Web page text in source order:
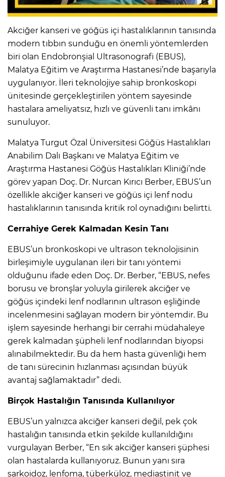
Akciğer kanseri ve göğüs içi hastalıklarının tanısında
modern tıbbın sunduğu en önemli yöntemlerden
biri olan Endobronşial Ultrasonografi (EBUS),
Malatya Eğitim ve Araştırma Hastanesi’nde başarıyla
uygulanıyor. İleri teknolojiye sahip bronkoskopi
ünitesinde gerçekleştirilen yöntem sayesinde
hastalara ameliyatsız, hızlı ve güvenli tanı imkânı
sunuluyor.
Malatya Turgut Özal Üniversitesi Göğüs Hastalıkları
Anabilim Dalı Başkanı ve Malatya Eğitim ve
Araştırma Hastanesi Göğüs Hastalıkları Kliniği’nde
görev yapan Doç. Dr. Nurcan Kırıcı Berber, EBUS’un
özellikle akciğer kanseri ve göğüs içi lenf nodu
hastalıklarının tanısında kritik rol oynadığını belirtti.
Cerrahiye Gerek Kalmadan Kesin Tanı
EBUS’un bronkoskopi ve ultrason teknolojisinin
birleşimiyle uygulanan ileri bir tanı yöntemi
olduğunu ifade eden Doç. Dr. Berber, “EBUS, nefes
borusu ve bronşlar yoluyla girilerek akciğer ve
göğüs içindeki lenf nodlarının ultrason eşliğinde
incelenmesini sağlayan modern bir yöntemdir. Bu
işlem sayesinde herhangi bir cerrahi müdahaleye
gerek kalmadan şüpheli lenf nodlarından biyopsi
alınabilmektedir. Bu da hem hasta güvenliği hem
de tanı sürecinin hızlanması açısından büyük
avantaj sağlamaktadır” dedi.
Birçok Hastalığın Tanısında Kullanılıyor
EBUS’un yalnızca akciğer kanseri değil, pek çok
hastalığın tanısında etkin şekilde kullanıldığını
vurgulayan Berber, “En sık akciğer kanseri şüphesi
olan hastalarda kullanıyoruz. Bunun yanı sıra
sarkoidoz, lenfoma, tüberküloz, mediastinit ve